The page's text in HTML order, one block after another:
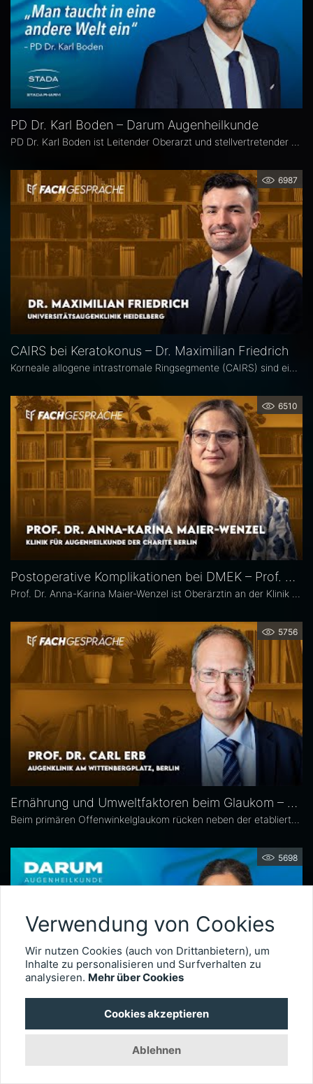
PD Dr. Karl Boden – Darum Augenheilkunde
PD Dr. Karl Boden ist Leitender Oberarzt und stellvertretender Klinikleiter an der Augenklinik Sulzbach. Seine Schwerpunkte liegen in der Katarakt-, Glaukom- und vitreo-retinalen Chichirurgie sowie auf Hornhauttransplantationen inkl. DMEK, Femto- und Excimer-Keratoplastiken.
6987
CAIRS bei Keratokonus – Dr. Maximilian Friedrich
6510
Postoperative Komplikationen bei DMEK – Prof. Dr. Anna-Karina Maier-Wenzel
5756
Ernährung und Umweltfaktoren beim Glaukom – Prof. Dr. Carl Erb
5698
Prof. Dr. Martina Herwig-Carl – Darum Augenheilkunde
Verwendung von Cookies
Wir nutzen Cookies (auch von Drittanbietern), um
Inhalte zu personalisieren und Surfverhalten zu
analysieren. Mehr über Cookies
Cookies akzeptieren
Ablehnen